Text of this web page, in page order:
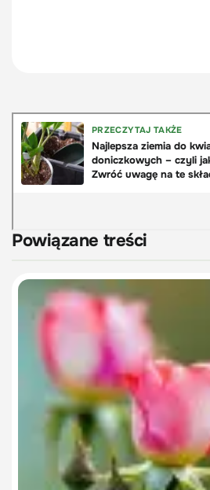
Powiązane treści